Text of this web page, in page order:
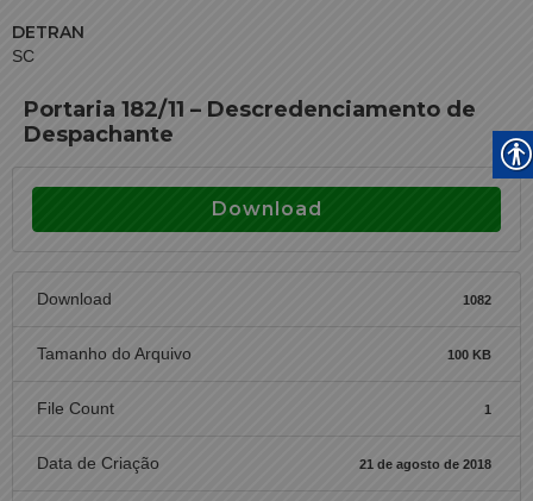
DETRAN
SC
Portaria 182/11 – Descredenciamento de
Despachante
Download
Download 1082
Tamanho do Arquivo 100 KB
File Count 1
Data de Criação 21 de agosto de 2018